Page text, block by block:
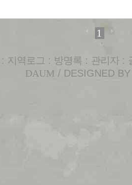
1
: 지역로그 : 방명록 : 관리자 :
DAUM / DESIGNED